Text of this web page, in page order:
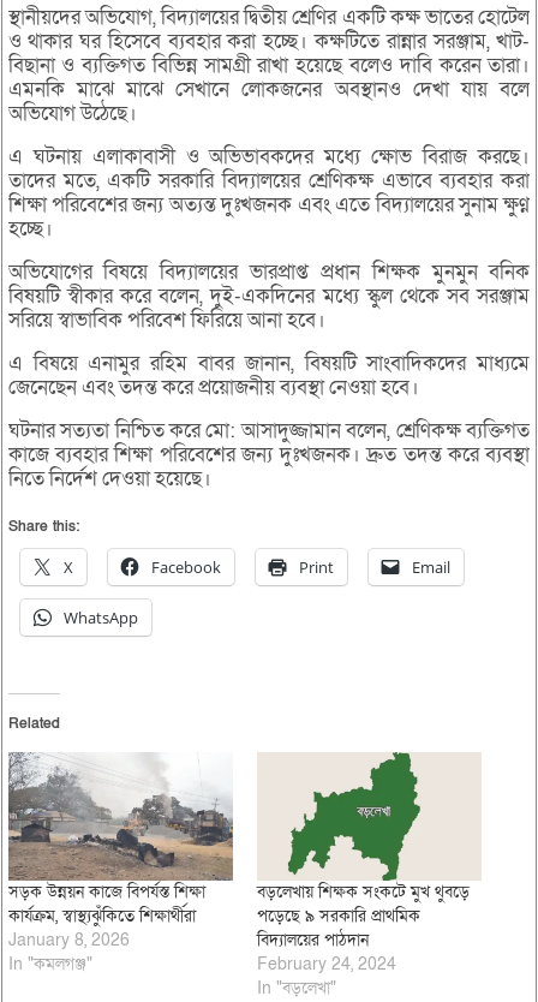
স্থানীয়দের অভিযোগ, বিদ্যালয়ের দ্বিতীয় শ্রেণির একটি কক্ষ ভাতের হোটেল
ও থাকার ঘর হিসেবে ব্যবহার করা হচ্ছে। কক্ষটিতে রান্নার সরঞ্জাম, খাট-
বিছানা ও ব্যক্তিগত বিভিন্ন সামগ্রী রাখা হয়েছে বলেও দাবি করেন তারা।
এমনকি মাঝে মাঝে সেখানে লোকজনের অবস্থানও দেখা যায় বলে
অভিযোগ উঠেছে।
এ ঘটনায় এলাকাবাসী ও অভিভাবকদের মধ্যে ক্ষোভ বিরাজ করছে।
তাদের মতে, একটি সরকারি বিদ্যালয়ের শ্রেণিকক্ষ এভাবে ব্যবহার করা
শিক্ষা পরিবেশের জন্য অত্যন্ত দুঃখজনক এবং এতে বিদ্যালয়ের সুনাম ক্ষুণ্ন
হচ্ছে।
অভিযোগের বিষয়ে বিদ্যালয়ের ভারপ্রাপ্ত প্রধান শিক্ষক মুনমুন বনিক
বিষয়টি স্বীকার করে বলেন, দুই-একদিনের মধ্যে স্কুল থেকে সব সরঞ্জাম
সরিয়ে স্বাভাবিক পরিবেশ ফিরিয়ে আনা হবে।
এ বিষয়ে এনামুর রহিম বাবর জানান, বিষয়টি সাংবাদিকদের মাধ্যমে
জেনেছেন এবং তদন্ত করে প্রয়োজনীয় ব্যবস্থা নেওয়া হবে।
ঘটনার সত্যতা নিশ্চিত করে মো: আসাদুজ্জামান বলেন, শ্রেণিকক্ষ ব্যক্তিগত
কাজে ব্যবহার শিক্ষা পরিবেশের জন্য দুঃখজনক। দ্রুত তদন্ত করে ব্যবস্থা
নিতে নির্দেশ দেওয়া হয়েছে।
Share this:
X Facebook Print Email
WhatsApp
Related
সড়ক উন্নয়ন কাজে বিপর্যস্ত শিক্ষা
কার্যক্রম, স্বাস্থ্যঝুঁকিতে শিক্ষার্থীরা
January 8, 2026
In "কমলগঞ্জ"
বড়লেখায় শিক্ষক সংকটে মুখ থুবড়ে
পড়েছে ৯ সরকারি প্রাথমিক
বিদ্যালয়ের পাঠদান
February 24, 2024
In "বড়লেখা"